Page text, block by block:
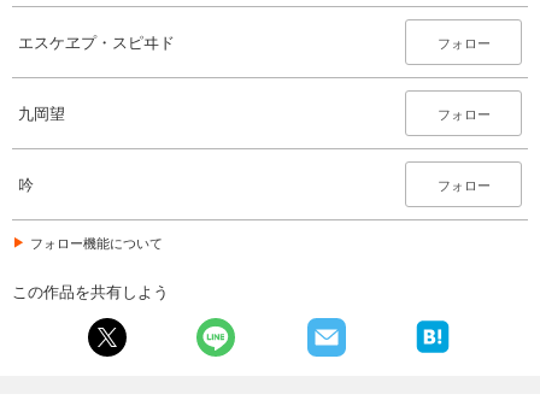
エスケヱプ・スピヰド フォロー
九岡望 フォロー
吟 フォロー
フォロー機能について
この作品を共有しよう